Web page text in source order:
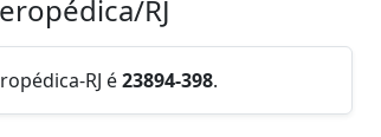
RJ
RJ é23894-398.